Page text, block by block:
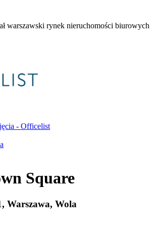
warszawski rynek nieruchomości biurowych
- Officelist
Square
, Warszawa, Wola